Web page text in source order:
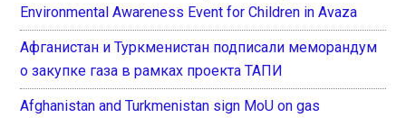
Environmental Awareness Event for Children in Avaza
Афганистан и Туркменистан подписали меморандум
о закупке газа в рамках проекта ТАПИ
Afghanistan and Turkmenistan sign MoU on gas